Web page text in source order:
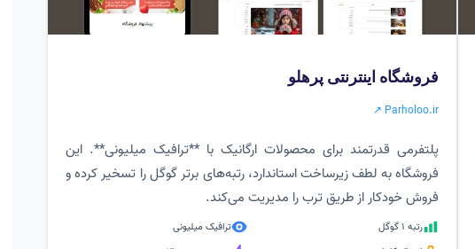
فروشگاه اینترنتی پرهلو
Parholoo.ir ↗
پلتفرمی قدرتمند برای محصولات ارگانیک با **ترافیک میلیونی**. این
فروشگاه به لطف زیرساخت استاندارد، رتبه‌های برتر گوگل را تسخیر کرده و
فروش خودکار از طریق ترب را مدیریت می‌کند.
رتبه ۱ گوگل
ترافیک میلیونی